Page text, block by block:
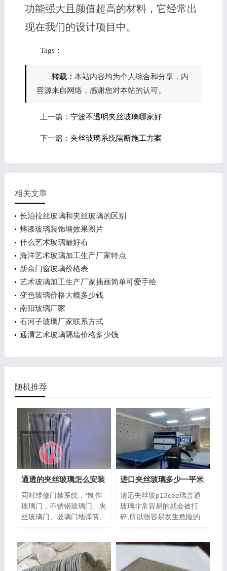
功能强大且颜值超高的材料，它经常出
现在我们的设计项目中。
Tags：
转载： 本站内容均为个人综合和分享，内
容源来自网络，感谢您对本站的认可。
上一篇： 宁波不透明夹丝玻璃哪家好
下一篇： 夹丝玻璃系统隔断施工方案
相关文章
长治拉丝玻璃和夹丝玻璃的区别
烤漆玻璃装饰墙效果图片
什么艺术玻璃最好看
海洋艺术玻璃加工生产厂家特点
新余门窗玻璃价格表
艺术玻璃加工生产厂家插画简单可爱手绘
变色玻璃价格大概多少钱
南阳玻璃厂家
石河子玻璃厂家联系方式
通渭艺术玻璃隔墙价格多少钱
随机推荐
通透的夹丝玻璃怎么安装
同时维修门禁系统，*制作
玻璃门，不锈钢玻璃门、夹
丝玻璃门、玻璃门地弹簧、
进口夹丝玻璃多少一平米
清远夹丝玻p13cee璃普通
玻璃非常容易的就会被打
碎,所以很容易发生危险的